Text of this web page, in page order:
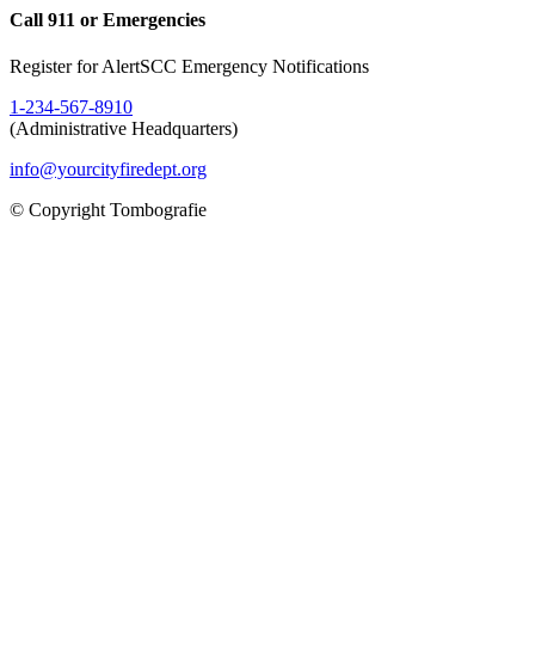
Call 911 or Emergencies
Register for AlertSCC Emergency Notifications
1-234-567-8910
(Administrative Headquarters)
info@yourcityfiredept.org
© Copyright Tombografie